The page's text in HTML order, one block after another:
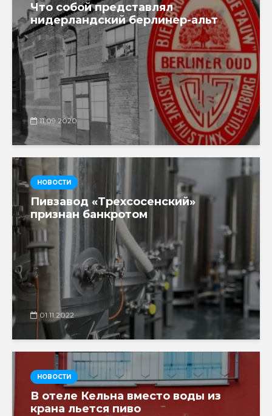
Что собой представлял
нидерландский берлинер-альт
11.09.2020
НОВОСТИ
Пивзавод «Трехсосенский»
признан банкротом
01.11.2022
НОВОСТИ
В отеле Кельна вместо воды из
крана льется пиво